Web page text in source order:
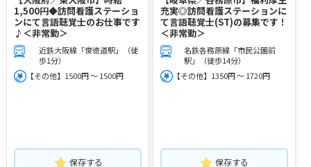
1,500円◆訪問看護ステーショ
ンにて言語聴覚士のお仕事です
♪＜非常勤＞
近鉄大阪線「俊徳道駅」（徒
歩1分）
【その他】1500円 ～ 1500円
保存する
充実◎訪問看護ステーションに
て言語聴覚士(ST)の募集です！
＜非常勤＞
名鉄各務原線「市民公園前
駅」（徒歩14分）
【その他】1350円 ～ 1720円
保存する